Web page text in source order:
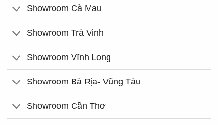
Showroom Cà Mau
Showroom Trà Vinh
Showroom Vĩnh Long
Showroom Bà Rịa- Vũng Tàu
Showroom Cần Thơ